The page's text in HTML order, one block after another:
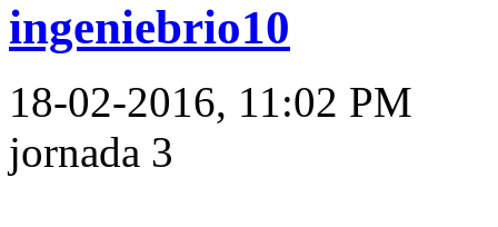
ingeniebrio10
18-02-2016, 11:02 PM
jornada 3